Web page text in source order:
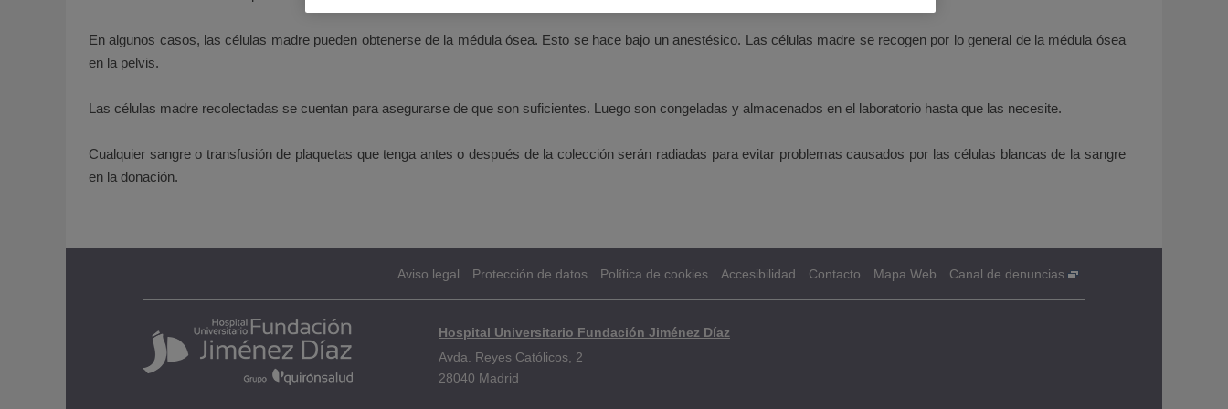
En algunos casos, las células madre pueden obtenerse de la médula ósea. Esto se hace bajo un anestésico. Las células madre se recogen por lo general de la médula ósea
en la pelvis.
Las células madre recolectadas se cuentan para asegurarse de que son suficientes. Luego son congeladas y almacenados en el laboratorio hasta que las necesite.
Cualquier sangre o transfusión de plaquetas que tenga antes o después de la colección serán radiadas para evitar problemas causados ​​por las células blancas de la sangre
en la donación.
Aviso legal Protección de datos Política de cookies Accesibilidad Contacto Mapa Web Canal de denuncias
Hospital Universitario Fundación Jiménez Díaz
Avda. Reyes Católicos, 2
28040 Madrid